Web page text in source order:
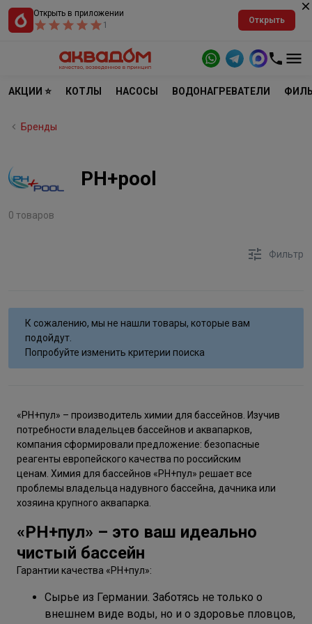
Открыть в приложении
1
Открыть
АКЦИИ ⭐ КОТЛЫ НАСОСЫ ВОДОНАГРЕВАТЕЛИ
Бренды
PH+pool
0 товаров
Фильтр
К сожалению, мы не нашли товары, которые вам
подойдут.
Попробуйте изменить критерии поиска
«РН+пул» – производитель химии для бассейнов. Изучив
потребности владельцев бассейнов и аквапарков,
компания сформировали предложение: безопасные
реагенты европейского качества по российским
ценам. Химия для бассейнов «РН+пул» решает все
проблемы владельца надувного бассейна, дачника или
хозяина крупного аквапарка.
«РН+пул» – это ваш идеально
чистый бассейн
Гарантии качества «РН+пул»:
Сырье из Германии. Заботясь не только о
внешнем виде воды, но и о здоровье пловцов,